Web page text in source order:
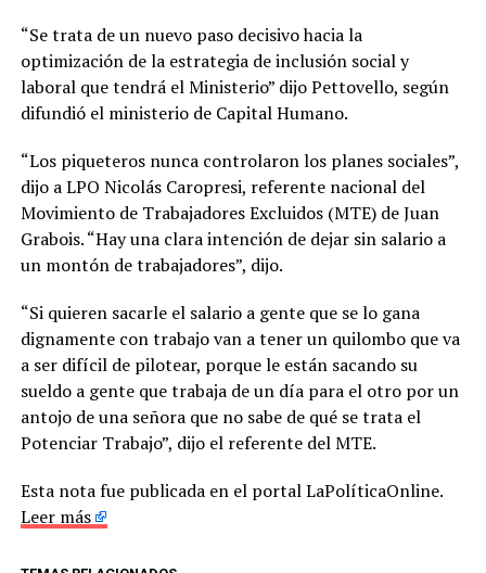
“Se trata de un nuevo paso decisivo hacia la
optimización de la estrategia de inclusión social y
laboral que tendrá el Ministerio” dijo Pettovello, según
difundió el ministerio de Capital Humano.
“Los piqueteros nunca controlaron los planes sociales”,
dijo a LPO Nicolás Caropresi, referente nacional del
Movimiento de Trabajadores Excluidos (MTE) de Juan
Grabois. “Hay una clara intención de dejar sin salario a
un montón de trabajadores”, dijo.
“Si quieren sacarle el salario a gente que se lo gana
dignamente con trabajo van a tener un quilombo que va
a ser difícil de pilotear, porque le están sacando su
sueldo a gente que trabaja de un día para el otro por un
antojo de una señora que no sabe de qué se trata el
Potenciar Trabajo”, dijo el referente del MTE.
Esta nota fue publicada en el portal LaPolíticaOnline.
Leer más